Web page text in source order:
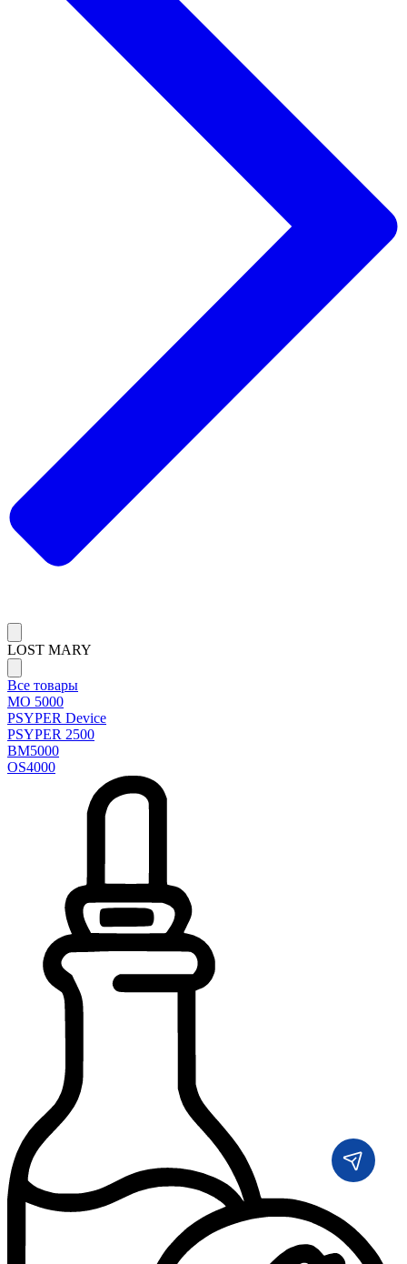
LOST MARY
Все товары
MO 5000
PSYPER Device
PSYPER 2500
BM5000
OS4000